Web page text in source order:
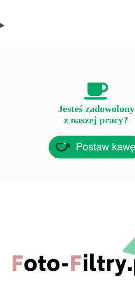
Jesteś zadowolony
z naszej pracy?